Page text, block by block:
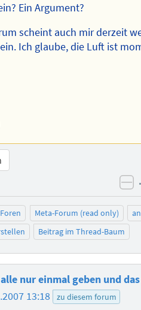
Ein Argument?
scheint auch mir derzeit
Ich glaube, die Luft ist
Meta-Forum (read only)
Beitrag im Thread-Baum
nur einmal geben und
13:18 zu diesem forum